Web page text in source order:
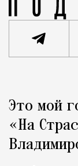
Город
Это мой
«На